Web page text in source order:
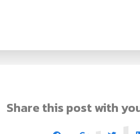
Share this post with